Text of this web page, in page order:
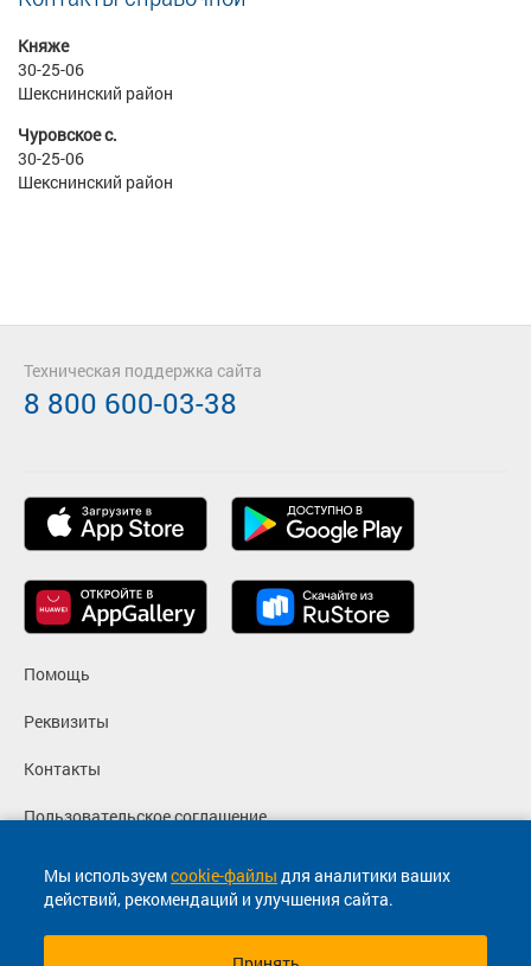
Княже
30-25-06
Шекснинский район
Чуровское с.
30-25-06
Шекснинский район
Мы используемcookie-файлы для аналитики ваших
действий, рекомендаций и улучшения сайта.
Помощь
Реквизиты
Контакты
Пользовательское соглашение
Политика конфиденциальности
Согласие на маркетинговые сообщения
Техническая поддержка сайта
8 800 600-03-38